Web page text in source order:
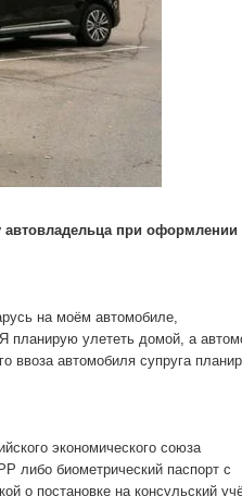
автовладельца при оформлении
на моём автомобиле,
планирую улететь домой, а
ввоза автомобиля супруга
экономического союза
либо биометрический паспорт с
о постановке на консульский